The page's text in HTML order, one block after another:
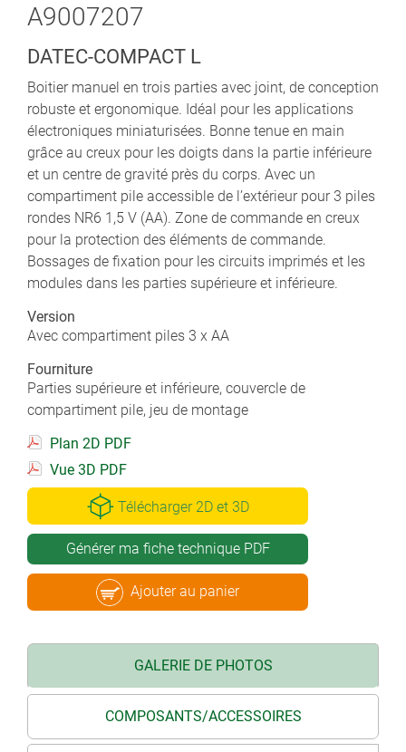
A9007207
DATEC-COMPACT L
Boitier manuel en trois parties avec joint, de conception
robuste et ergonomique. Idéal pour les applications
électroniques miniaturisées. Bonne tenue en main
grâce au creux pour les doigts dans la partie inférieure
et un centre de gravité près du corps. Avec un
compartiment pile accessible de l’extérieur pour 3 piles
rondes NR6 1,5 V (AA). Zone de commande en creux
pour la protection des éléments de commande.
Bossages de fixation pour les circuits imprimés et les
modules dans les parties supérieure et inférieure.
Version
Avec compartiment piles 3 x AA
Fourniture
Parties supérieure et inférieure, couvercle de
compartiment pile, jeu de montage
Plan 2D PDF
Vue 3D PDF
Télécharger 2D et 3D
Générer ma fiche technique PDF
Ajouter au panier
GALERIE DE PHOTOS
COMPOSANTS/ACCESSOIRES